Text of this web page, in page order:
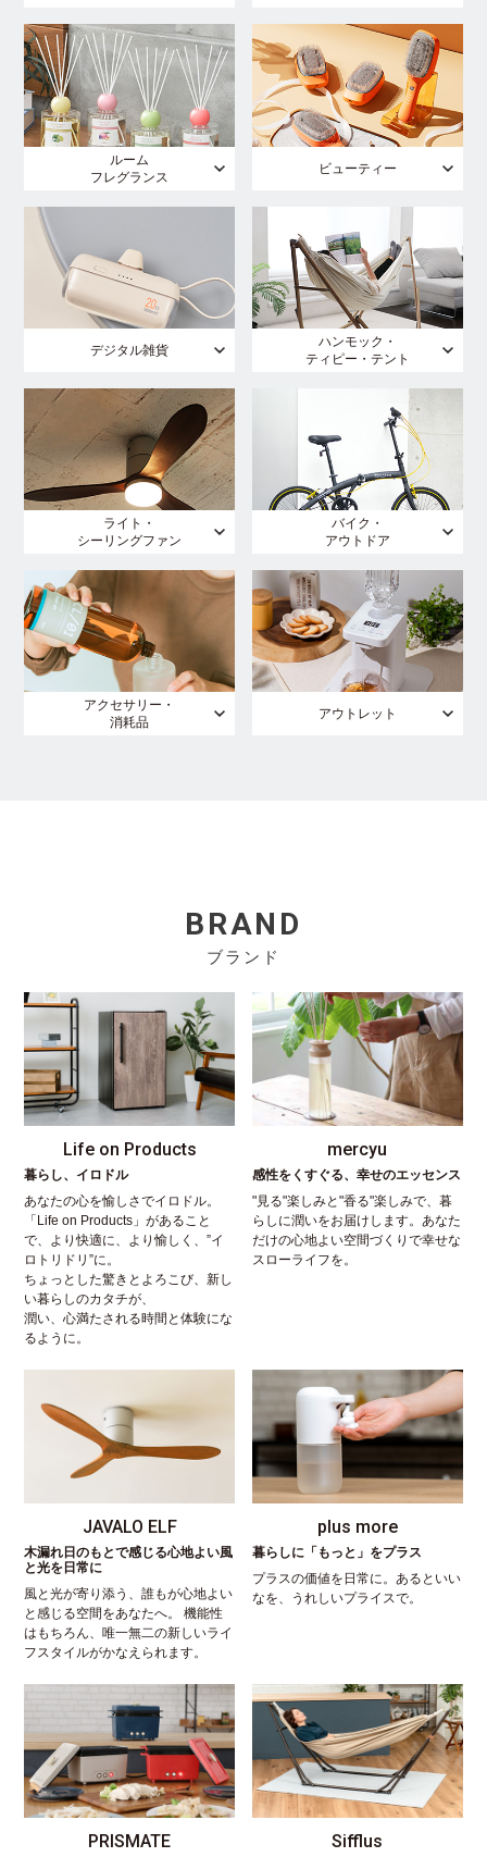
ルーム
フレグランス
ビューティー
デジタル雑貨
ハンモック・
ティピー・テント
ライト・
シーリングファン
バイク・
アウトドア
アクセサリー・
消耗品
アウトレット
BRAND
ブランド
Life on Products
暮らし、イロドル
あなたの心を愉しさでイロドル。
「Life on Products」があること
で、より快適に、より愉しく、”イ
ロトリドリ”に。
ちょっとした驚きとよろこび、新し
い暮らしのカタチが、
潤い、心満たされる時間と体験にな
るように。
mercyu
感性をくすぐる、幸せのエッセンス
"見る"楽しみと"香る"楽しみで、暮
らしに潤いをお届けします。あなた
だけの心地よい空間づくりで幸せな
スローライフを。
JAVALO ELF
木漏れ日のもとで感じる心地よい風
と光を日常に
風と光が寄り添う、誰もが心地よい
と感じる空間をあなたへ。 機能性
はもちろん、唯一無二の新しいライ
フスタイルがかなえられます。
plus more
暮らしに「もっと」をプラス
プラスの価値を日常に。あるといい
なを、うれしいプライスで。
PRISMATE Sifflus